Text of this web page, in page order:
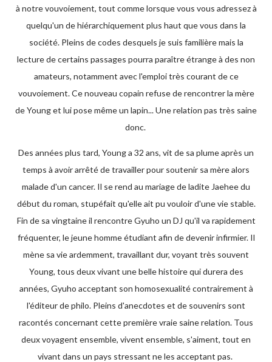
à notre vouvoiement, tout comme lorsque vous vous adressez à
quelqu'un de hiérarchiquement plus haut que vous dans la
société. Pleins de codes desquels je suis familière mais la
lecture de certains passages pourra paraître étrange à des non
amateurs, notamment avec l'emploi très courant de ce
vouvoiement. Ce nouveau copain refuse de rencontrer la mère
de Young et lui pose même un lapin... Une relation pas très saine
donc.
Des années plus tard, Young a 32 ans, vit de sa plume après un
temps à avoir arrêté de travailler pour soutenir sa mère alors
malade d'un cancer. Il se rend au mariage de ladite Jaehee du
début du roman, stupéfait qu'elle ait pu vouloir d'une vie stable.
Fin de sa vingtaine il rencontre Gyuho un DJ qu'il va rapidement
fréquenter, le jeune homme étudiant afin de devenir infirmier. Il
mène sa vie ardemment, travaillant dur, voyant très souvent
Young, tous deux vivant une belle histoire qui durera des
années, Gyuho acceptant son homosexualité contrairement à
l'éditeur de philo. Pleins d'anecdotes et de souvenirs sont
racontés concernant cette première vraie saine relation. Tous
deux voyagent ensemble, vivent ensemble, s'aiment, tout en
vivant dans un pays stressant ne les acceptant pas.